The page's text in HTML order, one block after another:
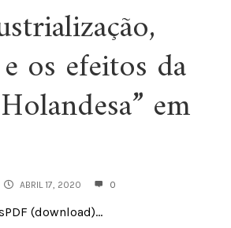
os efeitos da
em
ABRIL 17, 2020 0
(download)...